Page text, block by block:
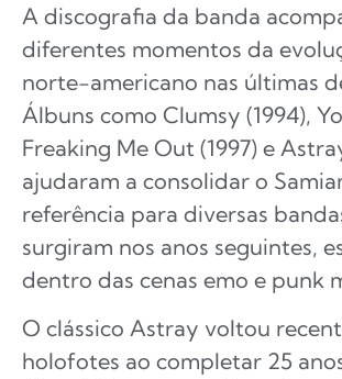
A discografia da banda
diferentes momentos da
norte-americano nas últimas
Álbuns como Clumsy (1994),
Freaking Me Out (1997) e
ajudaram a consolidar o
referência para diversas
surgiram nos anos seguintes,
dentro das cenas emo e punk
O clássico Astray voltou
holofotes ao completar 25